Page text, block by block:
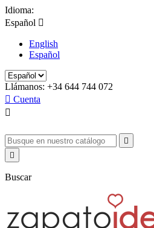
Idioma:
Español 
English
Español
Llámanos: +34 644 744 072
 Cuenta



Buscar